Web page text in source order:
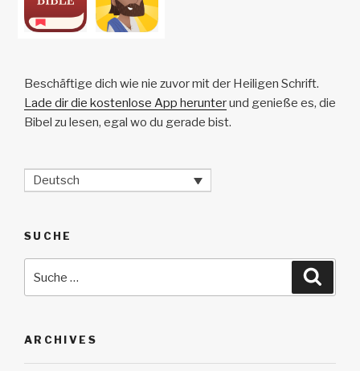
Beschäftige dich wie nie zuvor mit der Heiligen Schrift.
Lade dir die kostenlose App herunterund genieße es, die
Bibel zu lesen, egal wo du gerade bist.
Deutsch
SUCHE
ARCHIVES